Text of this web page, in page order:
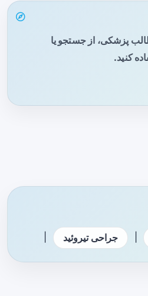
پزشکی، از جستجو یا
کنید.
جراحی تیروئید